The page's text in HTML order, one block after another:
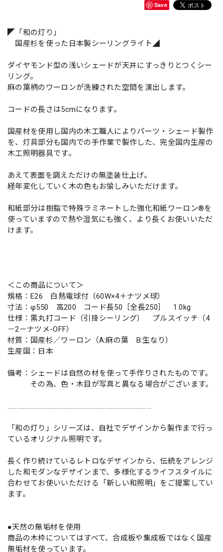
Save
◤「和の灯り」
国産杉を使った日本製シーリングライト◢
ダイヤモンド型の浅いシェードが天井にすっきりとつくシー
リング。
麻の葉柄のワーロンが洗練された空間を演出します。
コードの長さは5cmになります。
国産材を使用し国内の木工職人によりパーツ・シェード製作
を、灯具部分も国内での手作業で製作した、完全国内生産の
木工照明器具です。
あえて表面を調えただけの無塗装仕上げ。
経年変化していく木の色もお愉しみいただけます。
和紙部分は樹脂で特殊ラミネートした強化和紙ワーロン®を
使っていますので熱や湿気にも強く、より長くお使いいただ
けます。
＜この商品について＞
規格：E26 白熱電球付（60W×4＋ナツメ球）
寸法：φ550 高200 コード長50［全長250］ 1.0kg
仕様：黒丸打コード（引掛シーリング） プルスイッチ（4
－2－ナツメ-OFF）
材質：国産杉／ワーロン（A:麻の葉 B:生なり）
生産国：日本
備考：シェードは自然の材を使って手作りされたものです。
その為、色・木目が写真と異なる場合がございます。
…………………………………………………………………………………
「和の灯り」シリーズは、自社でデザインから製作まで行っ
ているオリジナル照明です。
長く作り続けているレトロなデザインから、伝統をアレンジ
した和モダンなデザインまで、多様化するライフスタイルに
合わせてお使いいただける「新しい和照明」をご提案してい
ます。
●天然の無垢材を使用
商品の木枠についてはすべて、合成板や集成板ではなく国産
無垢材を使っています。